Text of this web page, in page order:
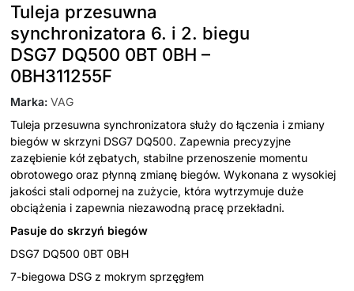
Tuleja przesuwna
synchronizatora 6. i 2. biegu
DSG7 DQ500 0BT 0BH –
0BH311255F
Marka: VAG
Tuleja przesuwna synchronizatora służy do łączenia i zmiany
biegów w skrzyni DSG7 DQ500. Zapewnia precyzyjne
zazębienie kół zębatych, stabilne przenoszenie momentu
obrotowego oraz płynną zmianę biegów. Wykonana z wysokiej
jakości stali odpornej na zużycie, która wytrzymuje duże
obciążenia i zapewnia niezawodną pracę przekładni.
Pasuje do skrzyń biegów
DSG7 DQ500 0BT 0BH
7-biegowa DSG z mokrym sprzęgłem